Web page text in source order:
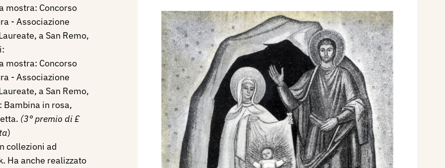
mostra: Concorso
- Associazione
a San Remo,
mostra: Concorso
- Associazione
a San Remo,
in rosa,
(3° premio di £
)
collezioni ad
Ha anche realizzato